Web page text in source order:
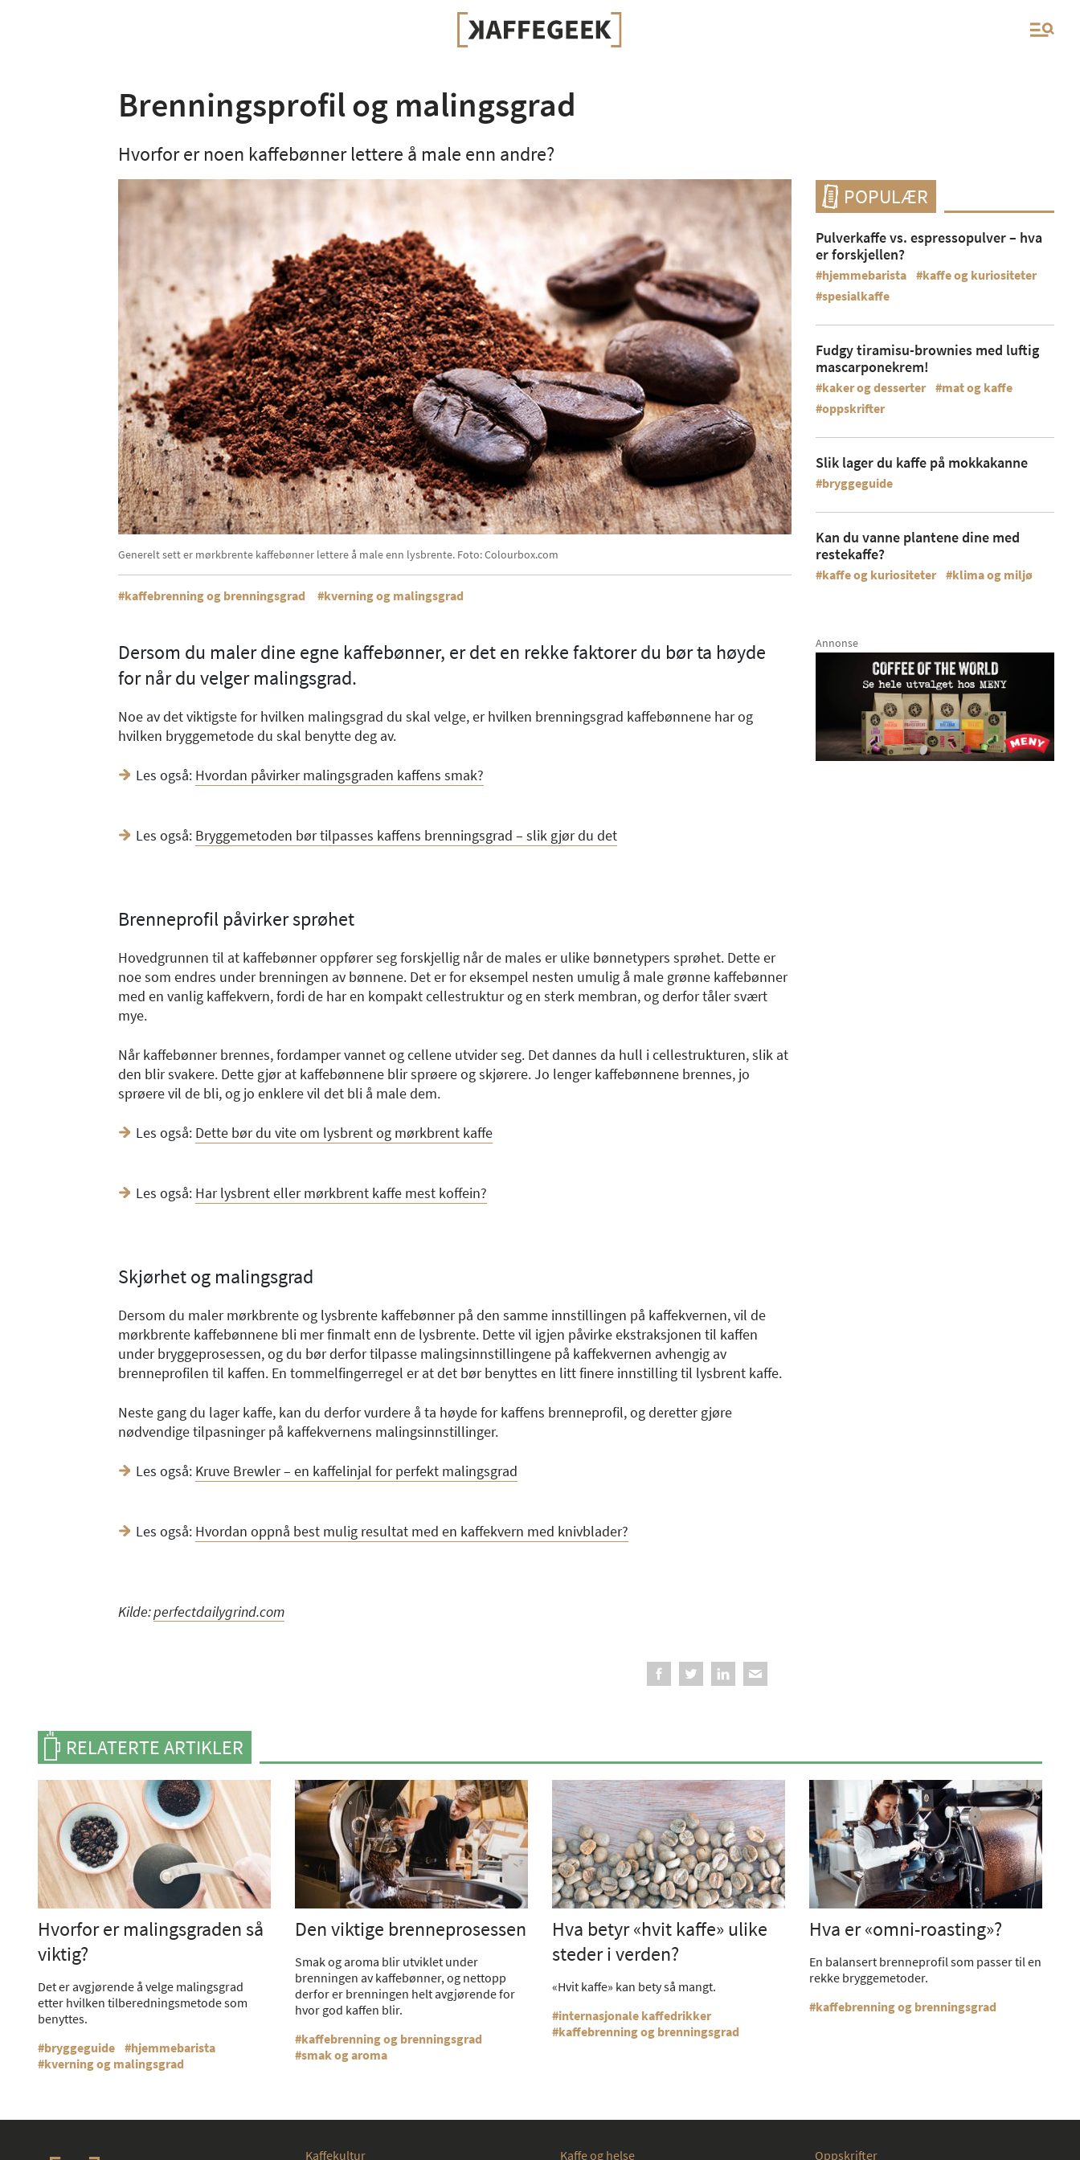
Brenningsprofil og malingsgrad
Hvorfor er noen kaffebønner lettere å male enn andre?
Generelt sett er mørkbrente kaffebønner lettere å male enn lysbrente. Foto: Colourbox.com
kaffebrenning og brenningsgrad kverning og malingsgrad
Dersom du maler dine egne kaffebønner, er det en rekke faktorer du bør ta høyde
for når du velger malingsgrad.
Noe av det viktigste for hvilken malingsgrad du skal velge, er hvilken brenningsgrad kaffebønnene har og
hvilken bryggemetode du skal benytte deg av.
Les også: Hvordan påvirker malingsgraden kaffens smak?
Les også: Bryggemetoden bør tilpasses kaffens brenningsgrad – slik gjør du det
Brenneprofil påvirker sprøhet
Hovedgrunnen til at kaffebønner oppfører seg forskjellig når de males er ulike bønnetypers sprøhet. Dette er
noe som endres under brenningen av bønnene. Det er for eksempel nesten umulig å male grønne kaffebønner
med en vanlig kaffekvern, fordi de har en kompakt cellestruktur og en sterk membran, og derfor tåler svært
mye.
Når kaffebønner brennes, fordamper vannet og cellene utvider seg. Det dannes da hull i cellestrukturen, slik at
den blir svakere. Dette gjør at kaffebønnene blir sprøere og skjørere. Jo lenger kaffebønnene brennes, jo
sprøere vil de bli, og jo enklere vil det bli å male dem.
Les også: Dette bør du vite om lysbrent og mørkbrent kaffe
Les også: Har lysbrent eller mørkbrent kaffe mest koffein?
Skjørhet og malingsgrad
Dersom du maler mørkbrente og lysbrente kaffebønner på den samme innstillingen på kaffekvernen, vil de
mørkbrente kaffebønnene bli mer finmalt enn de lysbrente. Dette vil igjen påvirke ekstraksjonen til kaffen
under bryggeprosessen, og du bør derfor tilpasse malingsinnstillingene på kaffekvernen avhengig av
brenneprofilen til kaffen. En tommelfingerregel er at det bør benyttes en litt finere innstilling til lysbrent kaffe.
Neste gang du lager kaffe, kan du derfor vurdere å ta høyde for kaffens brenneprofil, og deretter gjøre
nødvendige tilpasninger på kaffekvernens malingsinnstillinger.
Les også: Kruve Brewler – en kaffelinjal for perfekt malingsgrad
Les også: Hvordan oppnå best mulig resultat med en kaffekvern med knivblader?
Kilde:perfectdailygrind.com
POPULÆR
Pulverkaffe vs. espressopulver – hva
er forskjellen?
hjemmebarista
kaffe og kuriositeter
spesialkaffe
Fudgy tiramisu-brownies med luftig
mascarponekrem!
kaker og desserter
mat og kaffe
oppskrifter
Slik lager du kaffe på mokkakanne
bryggeguide
Kan du vanne plantene dine med
restekaffe?
kaffe og kuriositeter klima og miljø
Annonse Annonse
Annonse
RELATERTE ARTIKLER
Hvorfor er malingsgraden så
viktig?
Det er avgjørende å velge malingsgrad
etter hvilken tilberedningsmetode som
benyttes.
bryggeguide
hjemmebarista
kverning og malingsgrad
Den viktige brenneprosessen
Smak og aroma blir utviklet under
brenningen av kaffebønner, og nettopp
derfor er brenningen helt avgjørende for
hvor god kaffen blir.
kaffebrenning og brenningsgrad
smak og aroma
Hva betyr «hvit kaffe» ulike
steder i verden?
«Hvit kaffe» kan bety så mangt.
internasjonale kaffedrikker
kaffebrenning og brenningsgrad
Hva er «omni-roasting»?
En balansert brenneprofil som passer til en
rekke bryggemetoder.
kaffebrenning og brenningsgrad
Kaffekultur Kaffe og helse Oppskrifter